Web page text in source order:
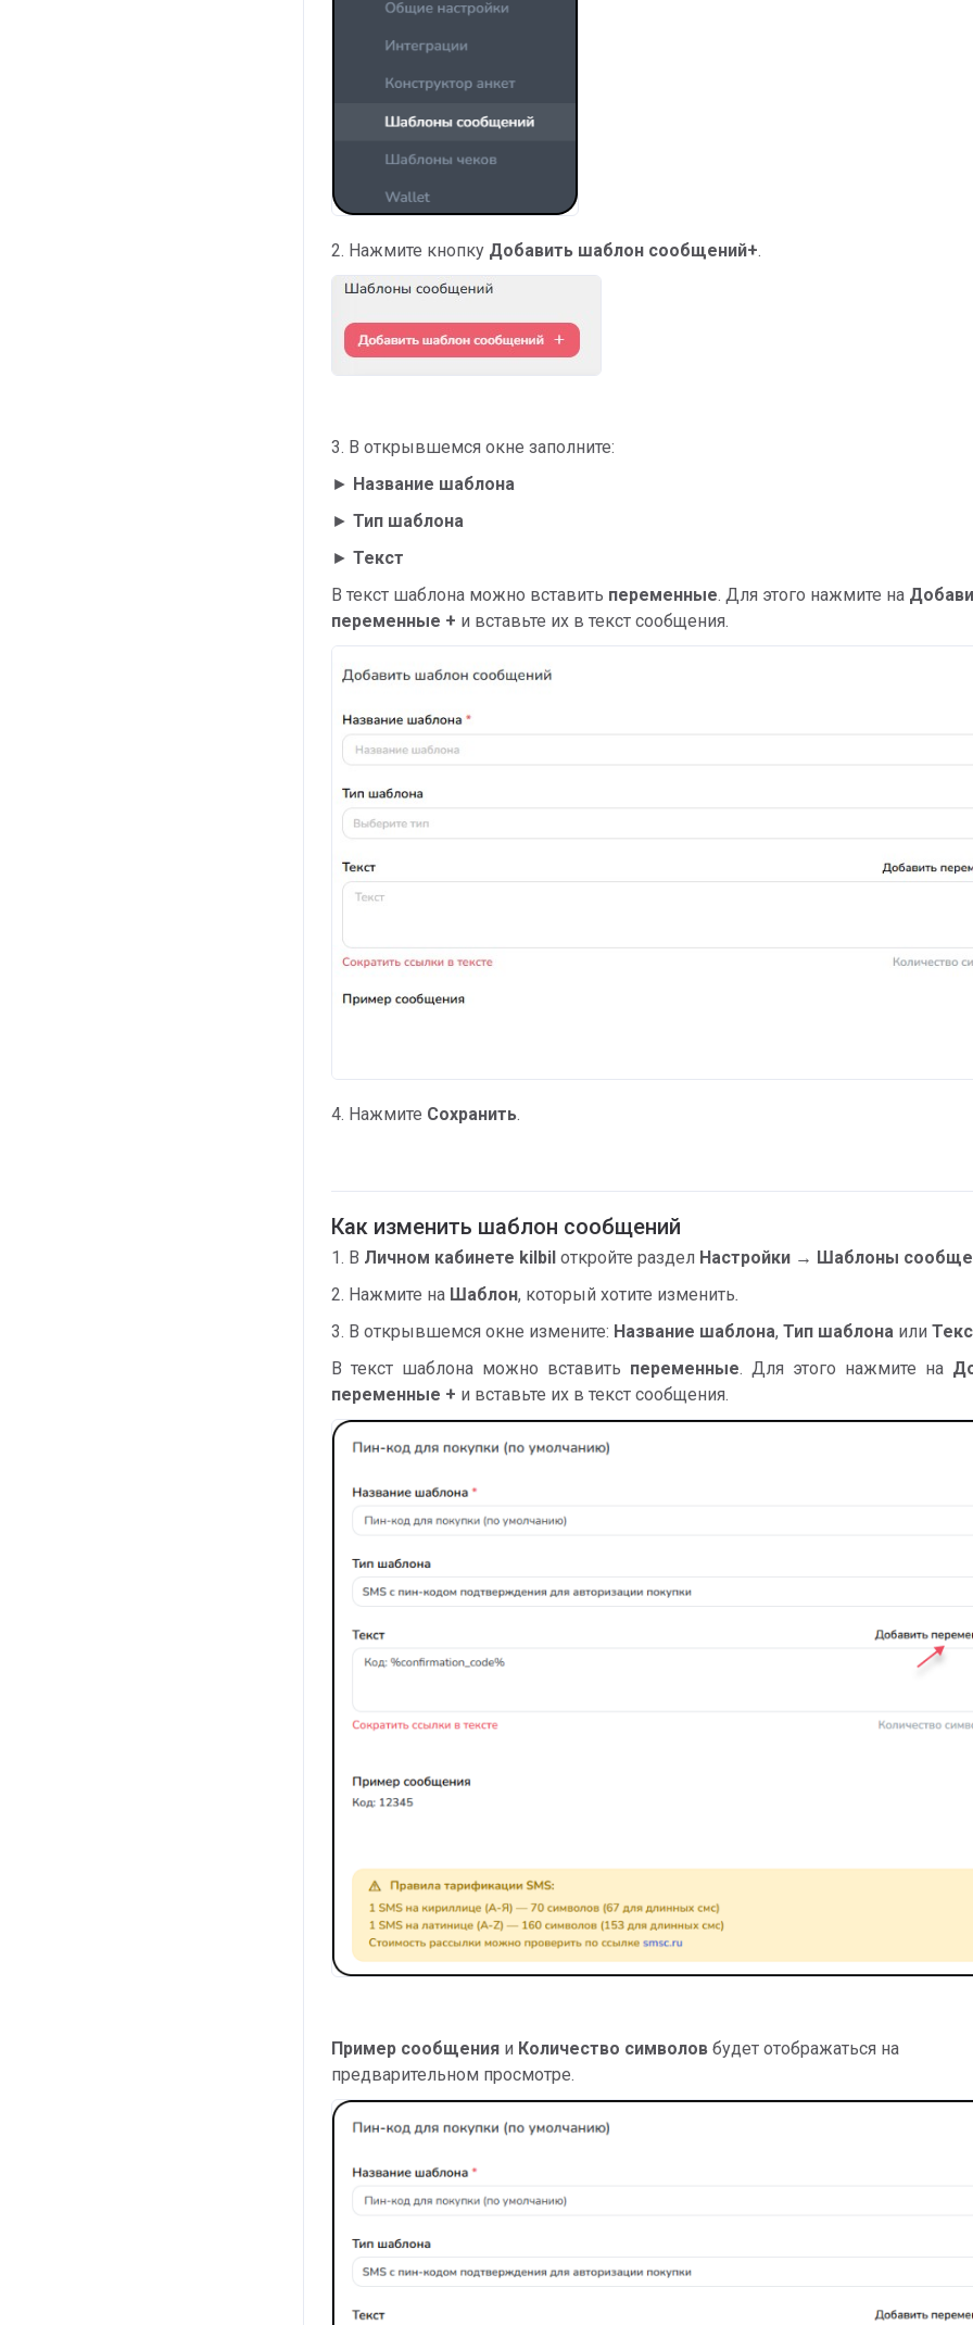
2. Нажмите кнопку Добавить шаблон сообщений+.
3. В открывшемся окне заполните:
► Название шаблона
► Тип шаблона
► Текст
В текст шаблона можно вставить переменные. Для этого нажмите на
переменные + и вставьте их в текст сообщения.
4. Нажмите Сохранить.
Как изменить шаблон сообщений
1. В Личном кабинете kilbil откройте раздел Настройки → Шаблоны
2. Нажмите на Шаблон, который хотите изменить.
3. В открывшемся окне измените: Название шаблона, Тип шаблона или
В текст шаблона можно вставить переменные. Для этого нажмите на
переменные + и вставьте их в текст сообщения.
Пример сообщения и Количество символов будет отображаться на
предварительном просмотре.